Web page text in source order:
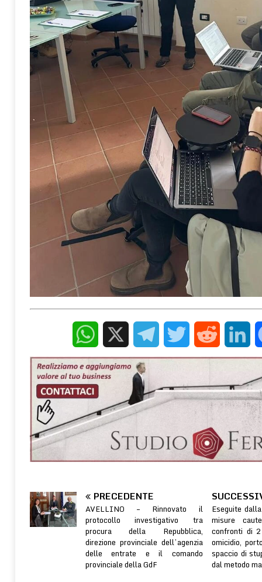
WhatsApp
X TelegramTwitterReddit
PRECEDENTE
AVELLINO – Rinnovato il
protocollo investigativo tra
procura della Repubblica,
direzione provinciale dell’agenzia
delle entrate e il comando
provinciale della GdF
Eseguite
misure
confronti di
omicidio,
spaccio di
dal metodo